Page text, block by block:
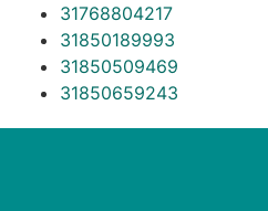
31768804217
31850189993
31850509469
31850659243